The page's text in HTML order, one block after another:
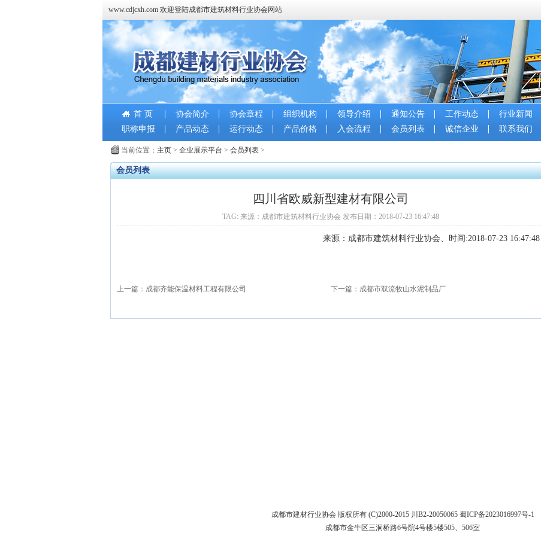
www.cdjcxh.com 欢迎登陆成都市建筑材料行业协会网站
首 页 协会简介 协会章程 组织机构 领导介绍 通知公告 工作动态 行业新闻
职称申报
产品动态 运行动态 产品价格 入会流程 会员列表 诚信企业 联系我们
当前位置： 主页 > 企业展示平台 > 会员列表 >
会员列表
四川省欧威新型建材有限公司
TAG: 来源：成都市建筑材料行业协会 发布日期：2018-07-23 16:47:48
来源：成都市建筑材料行业协会、时间:2018-07-23 16:47:48
上一篇： 成都齐能保温材料工程有限公司 下一篇： 成都市双流牧山水泥制品厂
成都市建材行业协会 版权所有 (C)2000-2015 川B2-20050065 蜀ICP备2023016997号-1
成都市金牛区三洞桥路6号院4号楼5楼505、506室